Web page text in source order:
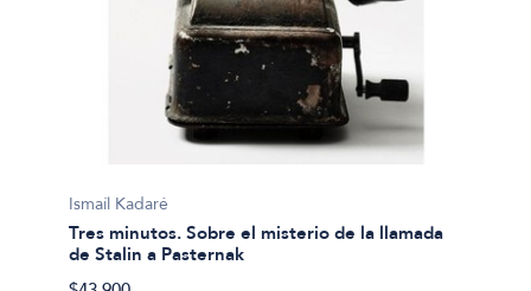
Ismaíl Kadaré
Tres minutos. Sobre el misterio de la llamada
de Stalin a Pasternak